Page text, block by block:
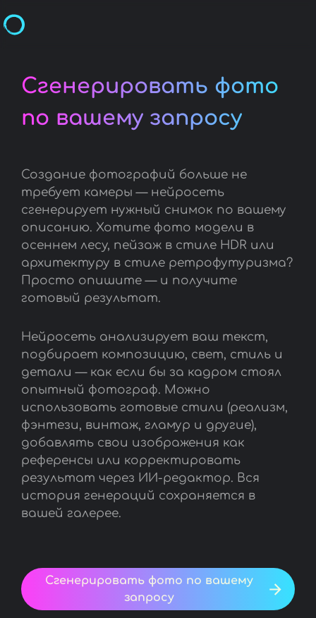
Сгенерировать фото
по вашему запросу
Создание фотографий больше не
требует камеры — нейросеть
сгенерирует нужный снимок по вашему
описанию. Хотите фото модели в
осеннем лесу, пейзаж в стиле HDR или
архитектуру в стиле ретрофутуризма?
Просто опишите — и получите
готовый результат.
Нейросеть анализирует ваш текст,
подбирает композицию, свет, стиль и
детали — как если бы за кадром стоял
опытный фотограф. Можно
использовать готовые стили (реализм,
фэнтези, винтаж, гламур и другие),
добавлять свои изображения как
референсы или корректировать
результат через ИИ-редактор. Вся
история генераций сохраняется в
вашей галерее.
Сгенерировать фото по вашему
запросу